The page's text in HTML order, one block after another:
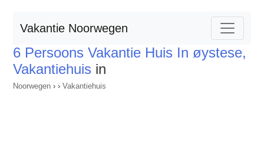
Vakantie Noorwegen
6 Persoons Vakantie Huis In øystese,
Vakantiehuis in
Noorwegen › › Vakantiehuis